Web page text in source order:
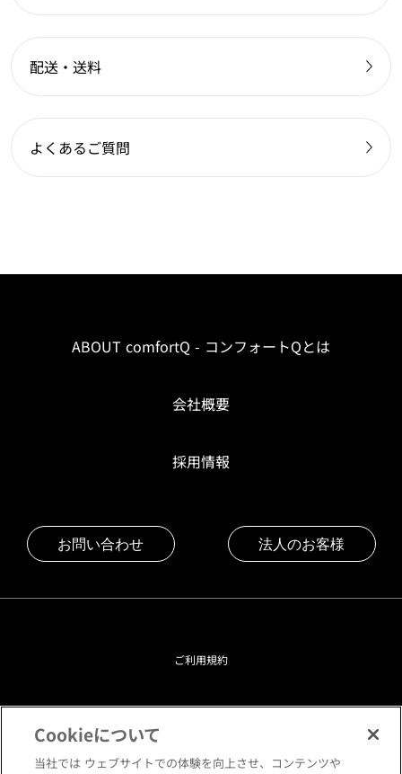
配送・送料
よくあるご質問
ABOUT comfortQ - コンフォートQとは
会社概要
採用情報
お問い合わせ 法人のお客様
ご利用規約
プライバシーポリシー
クッキーポリシー
Cookieについて
当社では ウェブサイトでの体験を向上させ、コンテンツや